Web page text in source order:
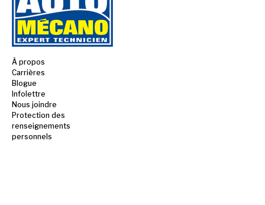
À propos
Carrières
Blogue
Infolettre
Nous joindre
Protection des
renseignements
personnels